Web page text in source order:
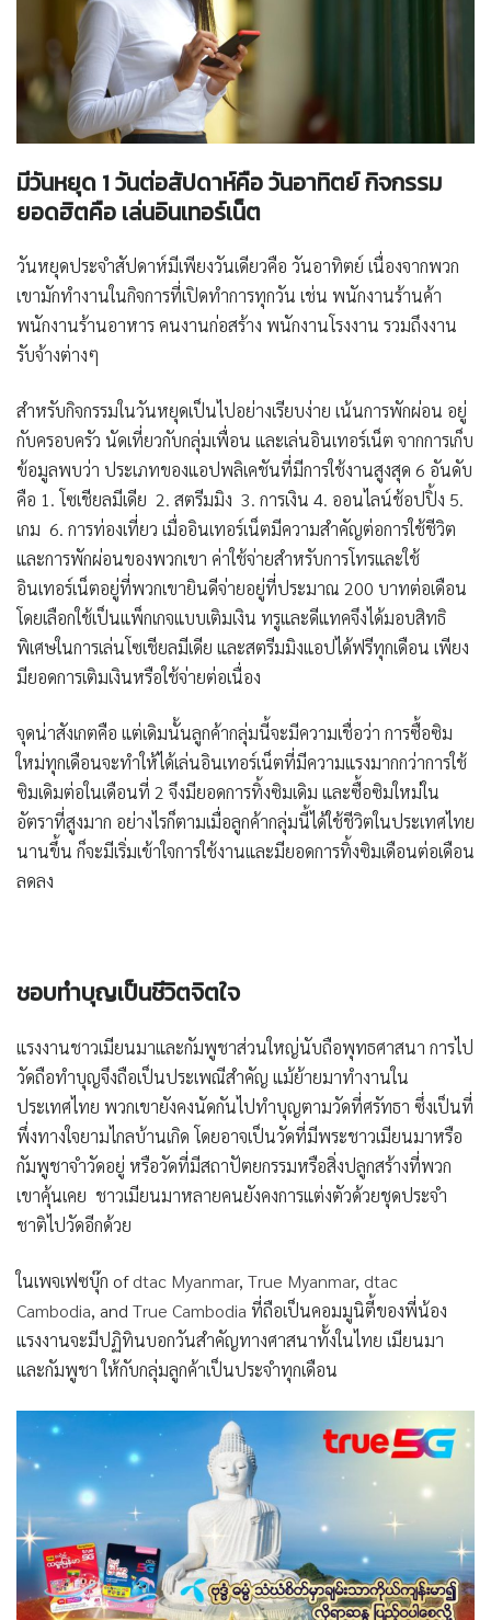
มีวันหยุด1วันต่อสัปดาห์คือ วันอาทิตย์ กิจกรรม
ยอดฮิตคือ เล่นอินเทอร์เน็ต
วันหยุดประจำสัปดาห์มีเพียงวันเดียวคือ วันอาทิตย์ เนื่องจากพวก
เขามักทำงานในกิจการที่เปิดทำการทุกวัน เช่น พนักงานร้านค้า
พนักงานร้านอาหาร คนงานก่อสร้าง พนักงานโรงงาน รวมถึงงาน
รับจ้างต่างๆ
สำหรับกิจกรรมในวันหยุดเป็นไปอย่างเรียบง่าย เน้นการพักผ่อน อยู่
กับครอบครัว นัดเที่ยวกับกลุ่มเพื่อน และเล่นอินเทอร์เน็ต จากการเก็บ
ข้อมูลพบว่า ประเภทของแอปพลิเคชันที่มีการใช้งานสูงสุด 6 อันดับ
คือ 1. โซเชียลมีเดีย 2. สตรีมมิง 3. การเงิน 4. ออนไลน์ช้อปปิ้ง 5.
เกม 6. การท่องเที่ยว เมื่ออินเทอร์เน็ตมีความสำคัญต่อการใช้ชีวิต
และการพักผ่อนของพวกเขา ค่าใช้จ่ายสำหรับการโทรและใช้
อินเทอร์เน็ตอยู่ที่พวกเขายินดีจ่ายอยู่ที่ประมาณ 200 บาทต่อเดือน
โดยเลือกใช้เป็นแพ็กเกจแบบเติมเงิน ทรูและดีแทคจึงได้มอบสิทธิ
พิเศษในการเล่นโซเชียลมีเดีย และสตรีมมิงแอปได้ฟรีทุกเดือน เพียง
มียอดการเติมเงินหรือใช้จ่ายต่อเนื่อง
จุดน่าสังเกตคือ แต่เดิมนั้นลูกค้ากลุ่มนี้จะมีความเชื่อว่า การซื้อซิม
ใหม่ทุกเดือนจะทำให้ได้เล่นอินเทอร์เน็ตที่มีความแรงมากกว่าการใช้
ซิมเดิมต่อในเดือนที่ 2 จึงมียอดการทิ้งซิมเดิม และซื้อซิมใหม่ใน
อัตราที่สูงมาก อย่างไรก็ตามเมื่อลูกค้ากลุ่มนี้ได้ใช้ชีวิตในประเทศไทย
นานขึ้น ก็จะมีเริ่มเข้าใจการใช้งานและมียอดการทิ้งซิมเดือนต่อเดือน
ลดลง
ชอบทำบุญเป็นชีวิตจิตใจ
แรงงานชาวเมียนมาและกัมพูชาส่วนใหญ่นับถือพุทธศาสนา การไป
วัดถือทำบุญจึงถือเป็นประเพณีสำคัญ แม้ย้ายมาทำงานใน
ประเทศไทย พวกเขายังคงนัดกันไปทำบุญตามวัดที่ศรัทธา ซึ่งเป็นที่
พึ่งทางใจยามไกลบ้านเกิด โดยอาจเป็นวัดที่มีพระชาวเมียนมาหรือ
กัมพูชาจำวัดอยู่ หรือวัดที่มีสถาปัตยกรรมหรือสิ่งปลูกสร้างที่พวก
เขาคุ้นเคย ชาวเมียนมาหลายคนยังคงการแต่งตัวด้วยชุดประจำ
ชาติไปวัดอีกด้วย
ในเพจเฟซบุ๊ก ofdtac Myanmar, True Myanmar, dtac
Cambodia, and True Cambodia ที่ถือเป็นคอมมูนิตี้ของพี่น้อง
แรงงานจะมีปฏิทินบอกวันสำคัญทางศาสนาทั้งในไทย เมียนมา
และกัมพูชา ให้กับกลุ่มลูกค้าเป็นประจำทุกเดือน